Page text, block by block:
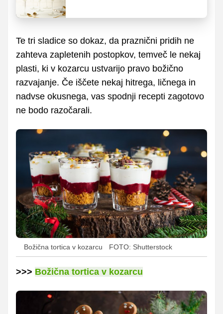
Te tri sladice so dokaz, da praznični pridih ne
zahteva zapletenih postopkov, temveč le nekaj
plasti, ki v kozarcu ustvarijo pravo božično
razvajanje. Če iščete nekaj hitrega, ličnega in
nadvse okusnega, vas spodnji recepti zagotovo
ne bodo razočarali.
Božična tortica v kozarcu FOTO: Shutterstock
>>> Božična tortica v kozarcu